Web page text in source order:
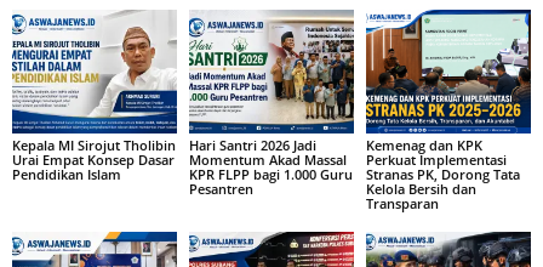
Kepala MI Sirojut Tholibin
Urai Empat Konsep Dasar
Pendidikan Islam
Hari Santri 2026 Jadi
Momentum Akad Massal
KPR FLPP bagi 1.000 Guru
Pesantren
Kemenag dan KPK
Perkuat Implementasi
Stranas PK, Dorong Tata
Kelola Bersih dan
Transparan